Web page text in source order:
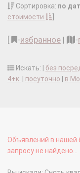
Сортировка: по
стоимости
-избранное | -
Искать: | без
4+к.
посуточно в
Объявлений в нашей
запросу не найдено...